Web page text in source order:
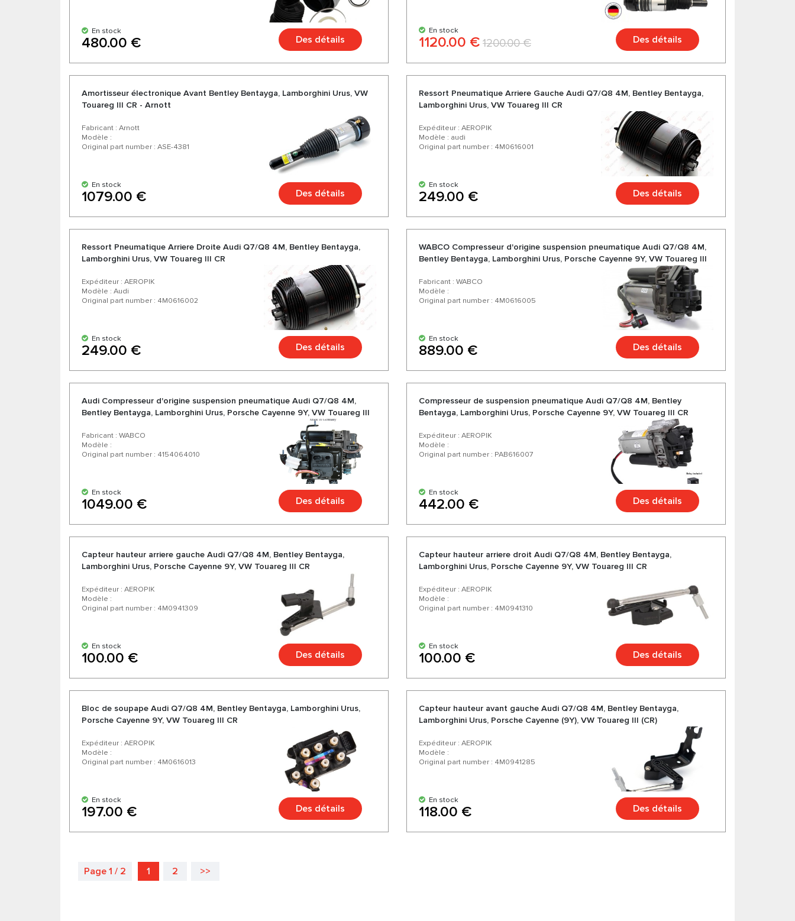
En stock
480.00 € Des détails
En stock
1120.00 € 1200.00 € Des détails
Amortisseur électronique Avant Bentley Bentayga, Lamborghini Urus, VW
Touareg III CR - Arnott
Fabricant : Arnott
Modèle :
Original part number : ASE-4381
En stock
1079.00 € Des détails
Ressort Pneumatique Arriere Gauche Audi Q7/Q8 4M, Bentley Bentayga,
Lamborghini Urus, VW Touareg III CR
Expéditeur : AEROPIK
Modèle : audi
Original part number : 4M0616001
En stock
249.00 € Des détails
Ressort Pneumatique Arriere Droite Audi Q7/Q8 4M, Bentley Bentayga,
Lamborghini Urus, VW Touareg III CR
Expéditeur : AEROPIK
Modèle : Audi
Original part number : 4M0616002
En stock
249.00 € Des détails
WABCO Compresseur d'origine suspension pneumatique Audi Q7/Q8 4M,
Bentley Bentayga, Lamborghini Urus, Porsche Cayenne 9Y, VW Touareg III
Fabricant : WABCO
Modèle :
Original part number : 4M0616005
En stock
889.00 € Des détails
Audi Compresseur d'origine suspension pneumatique Audi Q7/Q8 4M,
Bentley Bentayga, Lamborghini Urus, Porsche Cayenne 9Y, VW Touareg III
Fabricant : WABCO
Modèle :
Original part number : 4154064010
En stock
1049.00 € Des détails
Compresseur de suspension pneumatique Audi Q7/Q8 4M, Bentley
Bentayga, Lamborghini Urus, Porsche Cayenne 9Y, VW Touareg III CR
Expéditeur : AEROPIK
Modèle :
Original part number : PAB616007
En stock
442.00 € Des détails
Capteur hauteur arriere gauche Audi Q7/Q8 4M, Bentley Bentayga,
Lamborghini Urus, Porsche Cayenne 9Y, VW Touareg III CR
Expéditeur : AEROPIK
Modèle :
Original part number : 4M0941309
En stock
100.00 € Des détails
Capteur hauteur arriere droit Audi Q7/Q8 4M, Bentley Bentayga,
Lamborghini Urus, Porsche Cayenne 9Y, VW Touareg III CR
Expéditeur : AEROPIK
Modèle :
Original part number : 4M0941310
En stock
100.00 € Des détails
Bloc de soupape Audi Q7/Q8 4M, Bentley Bentayga, Lamborghini Urus,
Porsche Cayenne 9Y, VW Touareg III CR
Expéditeur : AEROPIK
Modèle :
Original part number : 4M0616013
En stock
197.00 € Des détails
Capteur hauteur avant gauche Audi Q7/Q8 4M, Bentley Bentayga,
Lamborghini Urus, Porsche Cayenne (9Y), VW Touareg III (CR)
Expéditeur : AEROPIK
Modèle :
Original part number : 4M0941285
En stock
118.00 € Des détails
Page 1 / 2 1 2 >>